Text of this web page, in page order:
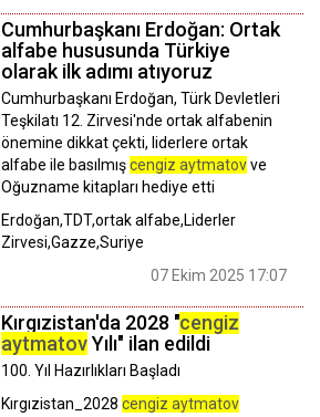
Cumhurbaşkanı Erdoğan: Ortak
alfabe hususunda Türkiye
olarak ilk adımı atıyoruz
Cumhurbaşkanı Erdoğan, Türk Devletleri
Teşkilatı 12. Zirvesi'nde ortak alfabenin
önemine dikkat çekti, liderlere ortak
alfabe ile basılmışcengiz aytmatovve
Oğuzname kitapları hediye etti
Erdoğan,TDT,ortak alfabe,Liderler
Zirvesi,Gazze,Suriye
07 Ekim 2025 17:07
Kırgızistan'da 2028 "cengiz
aytmatovYılı" ilan edildi
100. Yıl Hazırlıkları Başladı
Kırgızistan_2028 cengiz aytmatov